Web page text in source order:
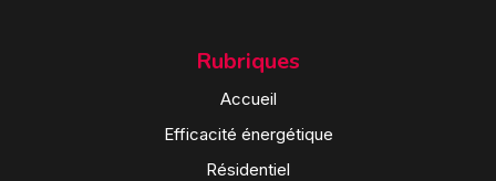
Rubriques
Accueil
Efficacité énergétique
Résidentiel